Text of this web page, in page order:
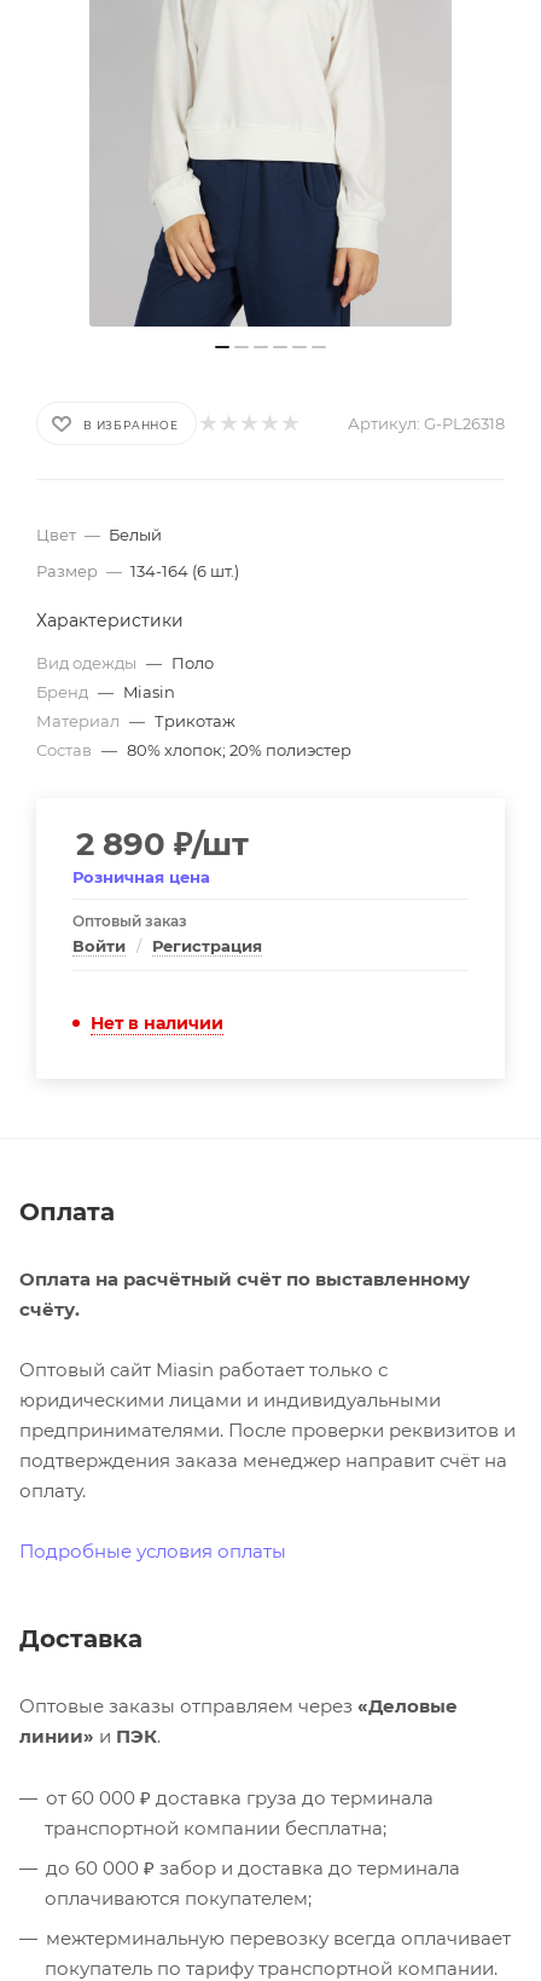
В ИЗБРАННОЕ Артикул: G-PL26318
Цвет — Белый
Размер — 134-164 (6 шт.)
Характеристики
Вид одежды — Поло
Бренд — Miasin
Материал — Трикотаж
Состав — 80% хлопок; 20% полиэстер
2 890 ₽/шт
Розничная цена
Оптовый заказ
Войти / Регистрация
Нет в наличии
Оплата
Оплата на расчётный счёт по выставленному
счёту.
Оптовый сайт Miasin работает только с
юридическими лицами и индивидуальными
предпринимателями. После проверки реквизитов и
подтверждения заказа менеджер направит счёт на
оплату.
Подробные условия оплаты
Доставка
Оптовые заказы отправляем через «Деловые
линии» и ПЭК.
от 60 000 ₽ доставка груза до терминала
транспортной компании бесплатна;
до 60 000 ₽ забор и доставка до терминала
оплачиваются покупателем;
межтерминальную перевозку всегда оплачивает
покупатель по тарифу транспортной компании.